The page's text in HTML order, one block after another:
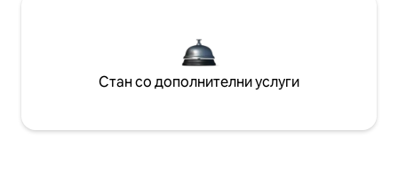
Стан со дополнителни услуги